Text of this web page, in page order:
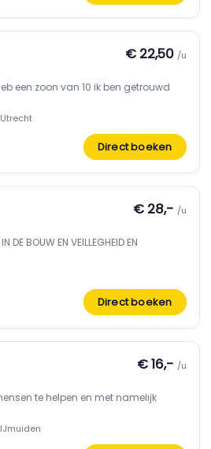
€ 22,50 /u
een zoon van 10 ik ben getrouwd
Direct boeken
€ 28,- /u
DE BOUW EN VEILLEGHEID EN
Direct boeken
€ 16,- /u
te helpen en met namelijk